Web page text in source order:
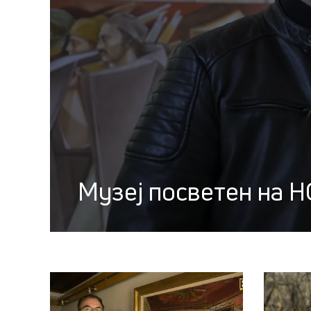
Музеј посветен на